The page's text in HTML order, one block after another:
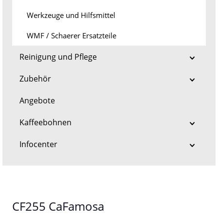
Werkzeuge und Hilfsmittel
WMF / Schaerer Ersatzteile
Reinigung und Pflege
Zubehör
Angebote
Kaffeebohnen
Infocenter
CF255 CaFamosa